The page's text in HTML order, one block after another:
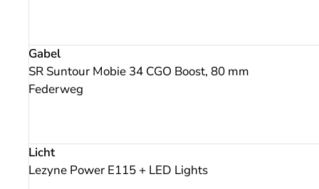
Gabel
SR Suntour Mobie 34 CGO Boost, 80 mm
Federweg
Licht
Lezyne Power E115 + LED Lights